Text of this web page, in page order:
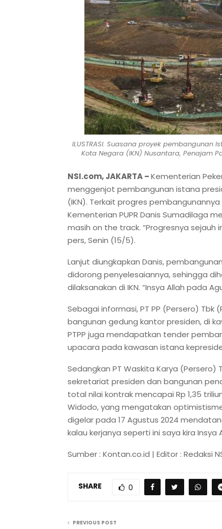
ILUSTRASI. Suasana proyek pembangunan
Kota Negara (IKN) Nusantara, Penajam
NSI.com, JAKARTA –Kementerian
menggenjot pembangunan istana
(IKN). Terkait progres
Kementerian PUPR Danis Sumadilaga
masih on the track. “Progresnya sejauh
pers, Senin (15/5).
Lanjut diungkapkan Danis,
didorong penyelesaiannya, sehingga
dilaksanakan di IKN. “Insya Allah pada
Sebagai informasi, PT PP (Persero)
bangunan gedung kantor presiden, di
PTPP juga mendapatkan tender
upacara pada kawasan istana
Sedangkan PT Waskita Karya
sekretariat presiden dan bangunan
total nilai kontrak mencapai Rp 1,35
Widodo, yang mengatakan
digelar pada 17 Agustus 2024
kalau kerjanya seperti ini saya kira
Sumber : Kontan.co.id | Editor : Redaksi
SHARE 0
PREVIOUS POST